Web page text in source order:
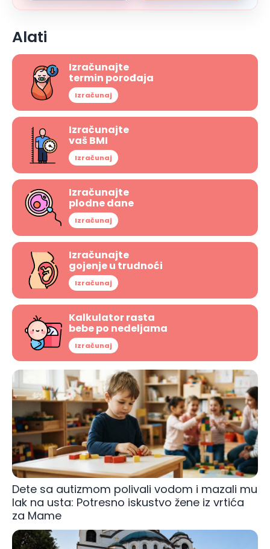
Alati
Izračunajte
termin porođaja
Izračunaj
Izračunajte
vaš BMI
Izračunaj
Izračunajte
plodne dane
Izračunaj
Izračunajte
gojenje u trudnoći
Izračunaj
Kalkulator rasta
bebe po nedeljama
Izračunaj
Dete sa autizmom polivali vodom i mazali mu
lak na usta: Potresno iskustvo žene iz vrtića
za Mame